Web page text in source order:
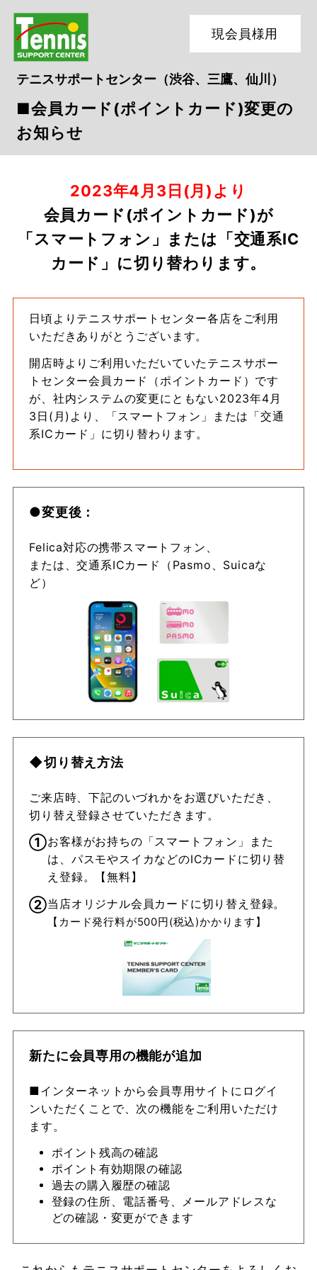
現会員様用
テニスサポートセンター（渋谷、三鷹、仙川）
■会員カード(ポイントカード)変更の
お知らせ
2023年4月3日(月)より
会員カード(ポイントカード)が
「スマートフォン」または「交通系IC
カード」に切り替わります。
日頃よりテニスサポートセンター各店をご利用
いただきありがとうございます。
開店時よりご利用いただいていたテニスサポー
トセンター会員カード（ポイントカード）です
が、社内システムの変更にともない2023年4月
3日(月)より、「スマートフォン」または「交通
系ICカード」に切り替わります。
●変更後：
Felica対応の携帯スマートフォン、
または、交通系ICカード（Pasmo、Suicaな
ど）
◆切り替え方法
ご来店時、下記のいづれかをお選びいただき、
切り替え登録させていただきます。
①お客様がお持ちの「スマートフォン」また
は、パスモやスイカなどのICカードに切り替
え登録。【無料】
②当店オリジナル会員カードに切り替え登録。
【カード発行料が500円(税込)かかります】
新たに会員専用の機能が追加
■インターネットから会員専用サイトにログイ
ンいただくことで、次の機能をご利用いただけ
ます。
ポイント残高の確認
ポイント有効期限の確認
過去の購入履歴の確認
登録の住所、電話番号、メールアドレスな
どの確認・変更ができます